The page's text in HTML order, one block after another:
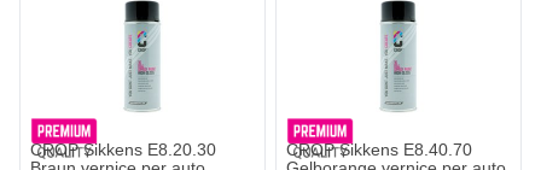
CROP Sikkens E8.20.30
CROP Sikkens E8.40.70